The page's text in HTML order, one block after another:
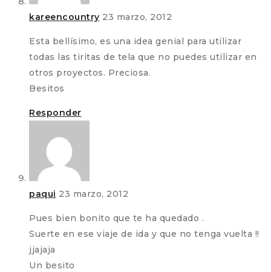
kareencountry 23 marzo, 2012
Esta bellísimo, es una idea genial para utilizar
todas las tiritas de tela que no puedes utilizar en
otros proyectos. Preciosa.
Besitos
Responder
paqui 23 marzo, 2012
Pues bien bonito que te ha quedado .
Suerte en ese viaje de ida y que no tenga vuelta !!
jjajaja
Un besito